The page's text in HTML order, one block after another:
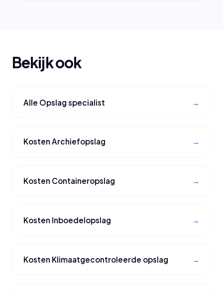
Bekijk ook
Alle Opslag specialist
Kosten Archiefopslag
Kosten Containeropslag
Kosten Inboedelopslag
Kosten Klimaatgecontroleerde opslag